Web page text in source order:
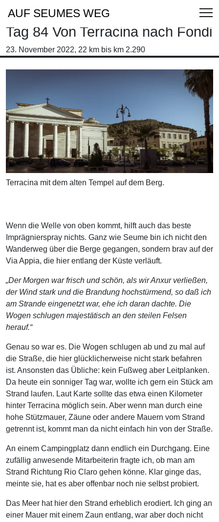
AUF SEUMES WEG
Wenn die Welle von oben kommt, hilft auch das beste
Imprägnierspray nichts. Ganz wie Seume bin ich nicht den
Wanderweg über die Berge gegangen, sondern brav auf der
Via Appia, die hier entlang der Küste verläuft.
„Der Morgen war frisch und schön, als wir Anxur verließen,
der Wind stark und die Brandung hochstürmend, so daß ich
am Strande eingenetzt war, ehe ich daran dachte. Die
Wogen schlugen majestätisch an den steilen Felsen
herauf.“
Genau so war es. Die Wogen schlugen ab und zu mal auf
die Straße, die hier glücklicherweise nicht stark befahren
ist. Ansonsten das Übliche: kein Fußweg aber Leitplanken.
Da heute ein sonniger Tag war, wollte ich gern ein Stück am
Strand laufen. Laut Karte sollte das etwa einen Kilometer
hinter Terracina möglich sein. Aber wenn man durch eine
hohe Stützmauer, Zäune oder andere Mauern vom Strand
getrennt ist, kommt man da nicht einfach hin von der Straße.
An einem Campingplatz dann endlich ein Durchgang. Eine
zufällig anwesende Mitarbeiterin fragte ich, ob man am
Strand Richtung Rio Claro gehen könne. Klar ginge das,
meinte sie, hat es aber offenbar noch nie selbst probiert.
Das Meer hat hier den Strand erheblich erodiert. Ich ging an
einer Mauer mit einem Zaun entlang, war aber doch nicht
Terracina mit dem alten Tempel auf dem Berg.
Tag 84 Von Terracina nach Fondi
23. November 2022, 22 km bis km 2.290